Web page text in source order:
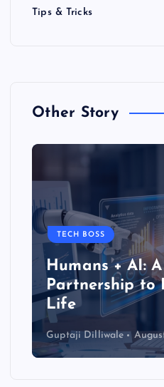
i
a
i
Tips & Tricks
Other Story
TECH BOSS
Humans + AI:
Partnership to
Life
Guptaji Dilliwale